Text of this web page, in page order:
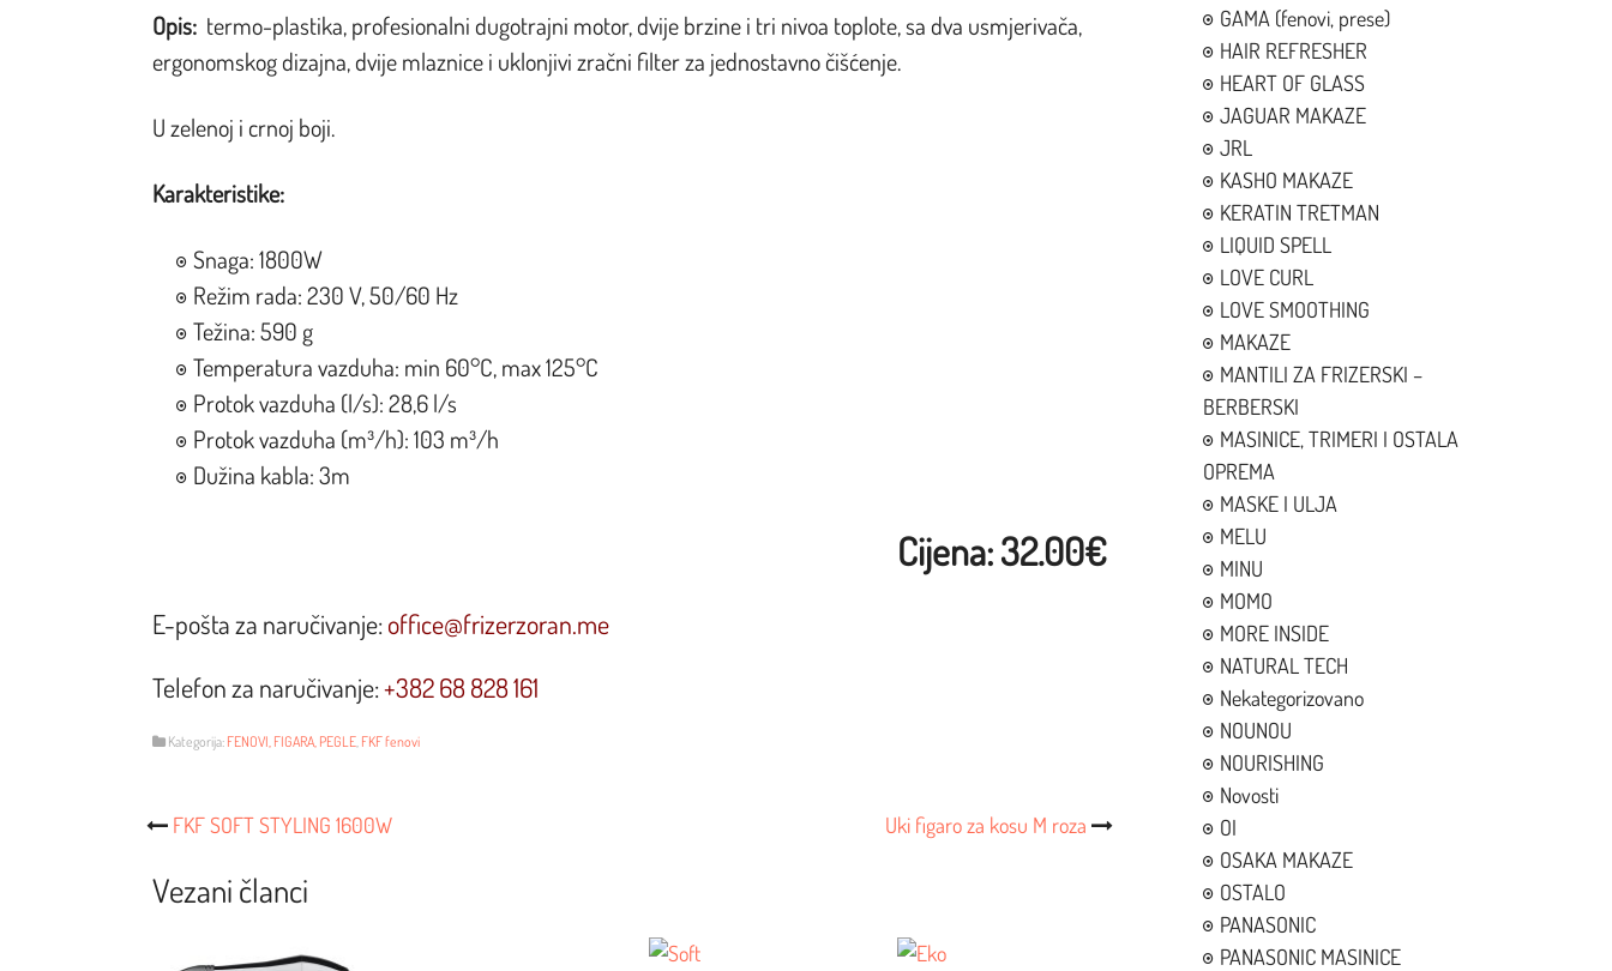
Opis: termo-plastika, profesionalni dugotrajni motor, dvije brzine i tri nivoa toplote, sa dva usmjerivača,
ergonomskog dizajna, dvije mlaznice i uklonjivi zračni filter za jednostavno čišćenje.
U zelenoj i crnoj boji.
Karakteristike:
Snaga: 1800W
Režim rada: 230 V, 50/60 Hz
Težina: 590 g
Temperatura vazduha: min 60°C, max 125°C
Protok vazduha (l/s): 28,6 l/s
Protok vazduha (m³/h): 103 m³/h
Dužina kabla: 3m
Cijena: 32.00€
E-pošta za naručivanje:office@frizerzoran.me
Telefon za naručivanje:+382 68 828 161
Kategorija: FENOVI, FIGARA, PEGLE, FKF fenovi
Post
Navigacija
FKF SOFT STYLING 1600W Uki figaro za kosu M roza
Vezani članci
GAMA (fenovi, prese)
HAIR REFRESHER
HEART OF GLASS
JAGUAR MAKAZE
JRL
KASHO MAKAZE
KERATIN TRETMAN
LIQUID SPELL
LOVE CURL
LOVE SMOOTHING
MAKAZE
MANTILI ZA FRIZERSKI –
BERBERSKI
MASINICE, TRIMERI I OSTALA
OPREMA
MASKE I ULJA
MELU
MINU
MOMO
MORE INSIDE
NATURAL TECH
Nekategorizovano
NOUNOU
NOURISHING
Novosti
OI
OSAKA MAKAZE
OSTALO
PANASONIC
PANASONIC MASINICE